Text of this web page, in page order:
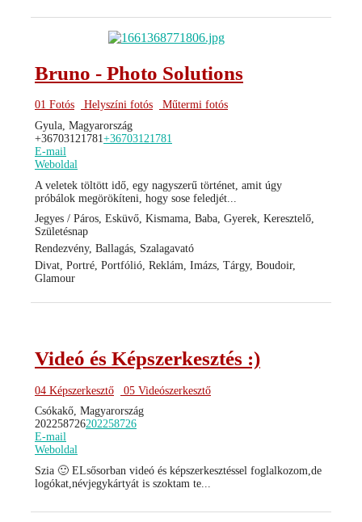
Bruno - Photo Solutions
01 Fotós Helyszíni fotós
Műtermi fotós
Gyula, Magyarország
+36703121781 +36703121781
E-mail
Weboldal
A veletek töltött idő, egy nagyszerű történet, amit úgy
próbálok megörökíteni, hogy sose feledjét...
Jegyes / Páros, Esküvő, Kismama, Baba, Gyerek, Keresztelő,
Születésnap
Rendezvény, Ballagás, Szalagavató
Divat, Portré, Portfólió, Reklám, Imázs, Tárgy, Boudoir,
Glamour
Videó és Képszerkesztés :)
04 Képszerkesztő
05 Videószerkesztő
Csókakő, Magyarország
202258726202258726
E-mail
Weboldal
Szia 🙂 ELsősorban videó és képszerkesztéssel foglalkozom,de
logókat,névjegykártyát is szoktam te...